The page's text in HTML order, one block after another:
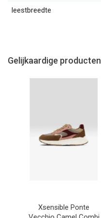
leestbreedte
Gelijkaardige producten
Xsensible Ponte